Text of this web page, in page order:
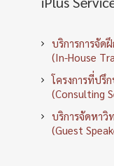
บริการการจัด
(In-House
โครงการที่ปรึ
(Consulting
บริการจัดหาวิ
(Guest